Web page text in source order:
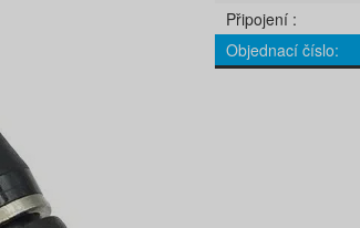
Připojení
Objednací číslo